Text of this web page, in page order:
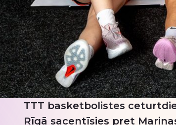
TTT basketbolistes
Rīgā sacentīsies pret